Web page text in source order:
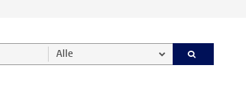
Alle